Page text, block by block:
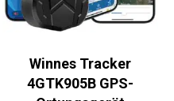
Winnes Tracker
4GTK905B GPS-